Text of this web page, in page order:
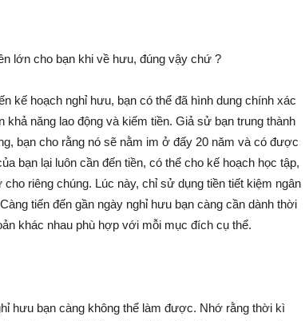
Giàu
lớn cho bạn khi về hưu, đúng vậy chứ ?
kế hoạch nghỉ hưu, bạn có thể đã hình dung chính xác
năng lao động và kiếm tiền. Giả sử bạn trung thành
bạn cho rằng nó sẽ nằm im ở đấy 20 năm và có được
bạn lại luôn cần đến tiền, có thể cho kế hoạch học tập,
riêng chúng. Lúc này, chỉ sử dụng tiền tiết kiệm ngân
tiến đến gần ngày nghỉ hưu bạn càng cần dành thời
khác nhau phù hợp với mỗi mục đích cụ thể.
hưu bạn càng không thể làm được. Nhớ rằng thời kì